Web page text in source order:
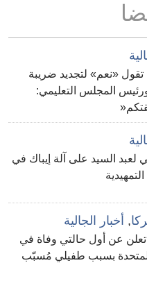
تقول «نعم» لتجديد ضريبة
ورئيس المجلس التعليمي:
لعبد السيد على آلة إيباك في
التمهيدية
, أخبار الجالية
عن أول حالتي وفاة في
المتحدة بسبب طفيلي مُسبّب